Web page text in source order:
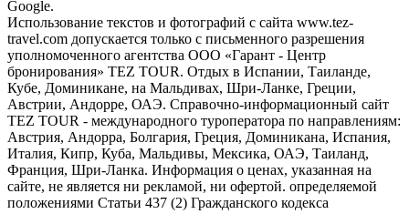
Google.
Использование текстов и фотографий с сайта www.tez-
travel.com допускается только с письменного разрешения
уполномоченного агентства ООО «Гарант - Центр
бронирования» TEZ TOUR. Отдых в Испании, Таиланде,
Кубе, Доминикане, на Мальдивах, Шри-Ланке, Греции,
Австрии, Андорре, ОАЭ. Справочно-информационный сайт
TEZ TOUR - международного туроператора по направлениям:
Австрия, Андорра, Болгария, Греция, Доминикана, Испания,
Италия, Кипр, Куба, Мальдивы, Мексика, ОАЭ, Таиланд,
Франция, Шри-Ланка. Информация о ценах, указанная на
сайте, не является ни рекламой, ни офертой. определяемой
положениями Статьи 437 (2) Гражданского кодекса